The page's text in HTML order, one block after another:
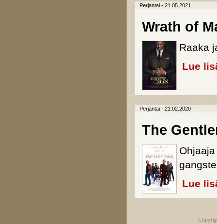
Perjantai - 21.05.2021
Wrath of
Raaka
Lue
Perjantai - 21.02.2020
The
Lue